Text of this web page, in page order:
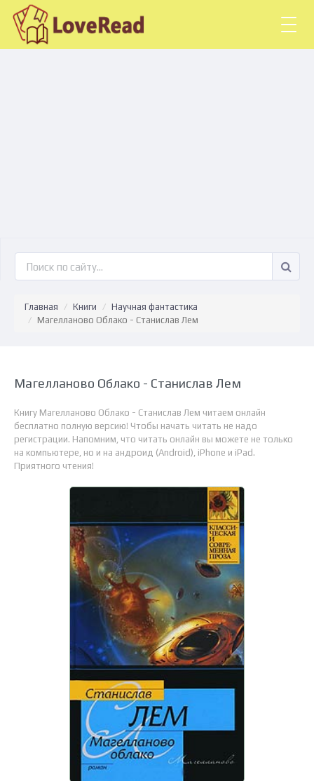
Главная Книги
Научная фантастика
Магелланово Облако - Станислав Лем
Магелланово Облако - Станислав Лем
Книгу Магелланово Облако - Станислав Лем читаем онлайн
бесплатно полную версию! Чтобы начать читать не надо
регистрации. Напомним, что читать онлайн вы можете не только
на компьютере, но и на андроид (Android), iPhone и iPad.
Приятного чтения!